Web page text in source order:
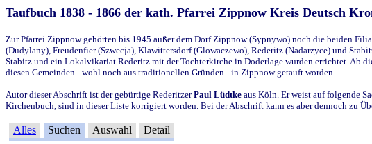
Taufbuch 1838 - 1866 der kath. Pfarrei Zippnow Kreis Deutsch
Zur Pfarrei Zippnow gehörten bis 1945 außer dem Dorf Zippnow (Sypnywo) noch die beiden
(Dudylany), Freudenfier (Szwecja), Klawittersdorf (Glowaczewo), Rederitz (Nadarzyce) und
Stabitz und ein Lokalvikariat Rederitz mit der Tochterkirche in Doderlage wurden errichtet. Ab
diesen Gemeinden - wohl noch aus traditionellen Gründen - in Zippnow getauft worden.
Autor dieser Abschrift ist der gebürtige RederitzerPaul Lüdtke aus Köln. Er weist auf folgende
Kirchenbuch, sind in dieser Liste korrigiert worden. Bei der Abschrift kann es aber dennoch zu
Alles Suchen Auswahl Detail